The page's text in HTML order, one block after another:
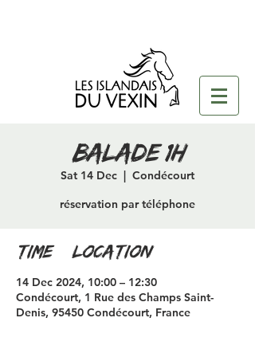
Balade 1h
Sat 14 Dec
  |
Condécourt
réservation par téléphone
Time & Location
14 Dec 2024, 10:00 – 12:30
Condécourt, 1 Rue des Champs Saint-
Denis, 95450 Condécourt, France